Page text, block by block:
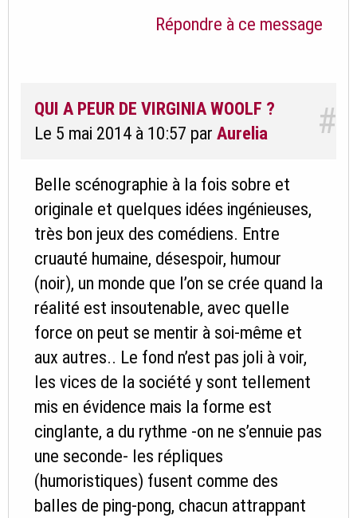
Répondre à ce message
#
QUI A PEUR DE VIRGINIA WOOLF ?
Le 5 mai 2014 à 10:57 par Aurelia
Belle scénographie à la fois sobre et
originale et quelques idées ingénieuses,
très bon jeux des comédiens. Entre
cruauté humaine, désespoir, humour
(noir), un monde que l’on se crée quand la
réalité est insoutenable, avec quelle
force on peut se mentir à soi-même et
aux autres.. Le fond n’est pas joli à voir,
les vices de la société y sont tellement
mis en évidence mais la forme est
cinglante, a du rythme -on ne s’ennuie pas
une seconde- les répliques
(humoristiques) fusent comme des
balles de ping-pong, chacun attrappant